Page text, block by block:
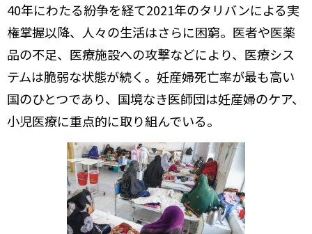
40年にわたる紛争を経て2021年のタリバンによる実
権掌握以降、人々の生活はさらに困窮。医者や医薬
品の不足、医療施設への攻撃などにより、医療シス
テムは脆弱な状態が続く。妊産婦死亡率が最も高い
国のひとつであり、国境なき医師団は妊産婦のケア、
小児医療に重点的に取り組んでいる。